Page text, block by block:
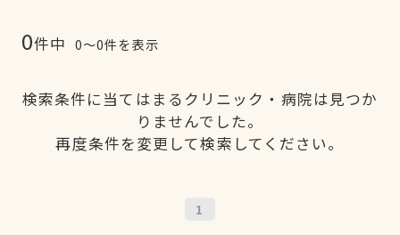
0件中 0〜0件を表示
検索条件に当てはまるクリニック・病院は見つか
りませんでした。
再度条件を変更して検索してください。
1